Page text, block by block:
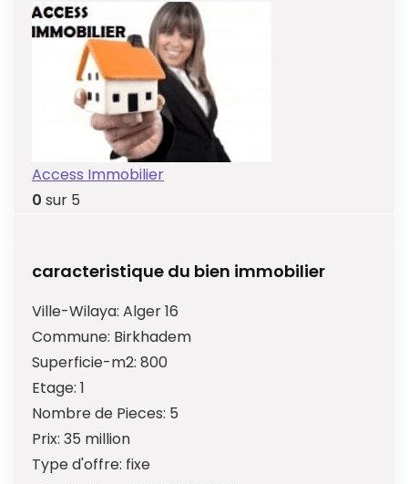
Access Immobilier
0 sur 5
caracteristique du bien immobilier
Ville-Wilaya: Alger 16
Commune: Birkhadem
Superficie-m2: 800
Etage: 1
Nombre de Pieces: 5
Prix: 35 million
Type d'offre: fixe